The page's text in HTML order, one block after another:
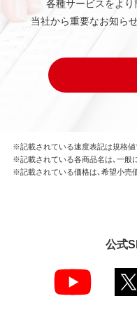
各種サービスをより
当社から重要なお知ら
※記載されている速度表記は規格値
※記載されている各商品名は、一般
※記載されている価格は、希望小売
公式